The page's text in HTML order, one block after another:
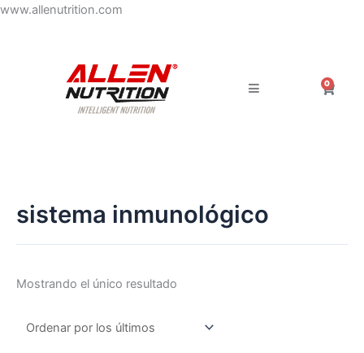
www.allenutrition.com
0
sistema inmunológico
Mostrando el único resultado